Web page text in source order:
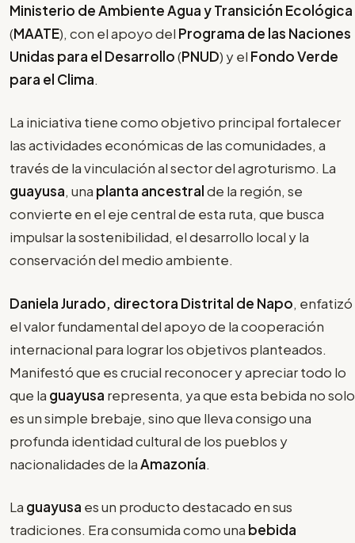
Ministerio de Ambiente Agua y Transición Ecológica
(MAATE), con el apoyo del Programa de las Naciones
Unidas para el Desarrollo(PNUD) y el Fondo Verde
para el Clima.
La iniciativa tiene como objetivo principal fortalecer
las actividades económicas de las comunidades, a
través de la vinculación al sector del agroturismo. La
guayusa, una planta ancestralde la región, se
convierte en el eje central de esta ruta, que busca
impulsar la sostenibilidad, el desarrollo local y la
conservación del medio ambiente.
Daniela Jurado, directora Distrital de Napo, enfatizó
el valor fundamental del apoyo de la cooperación
internacional para lograr los objetivos planteados.
Manifestó que es crucial reconocer y apreciar todo lo
que la guayusa representa, ya que esta bebida no solo
es un simple brebaje, sino que lleva consigo una
profunda identidad cultural de los pueblos y
nacionalidades de laAmazonía.
La guayusa es un producto destacado en sus
tradiciones. Era consumida como una bebida